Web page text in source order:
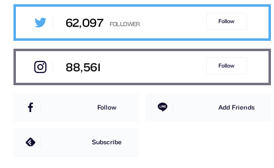
62,097 Follow
88,561 Follow
Follow Add Friends
Subscribe